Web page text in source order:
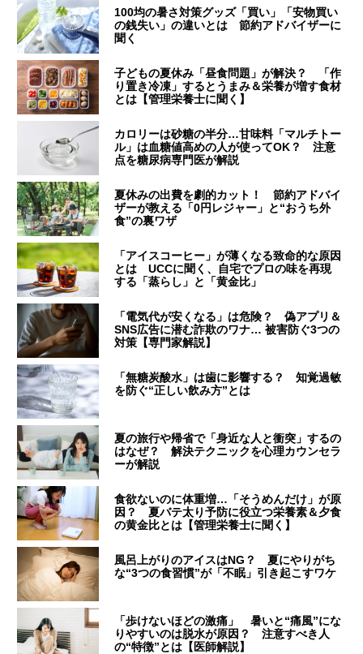
100均の暑さ対策グッズ「買い」「安物買い
の銭失い」の違いとは 節約アドバイザーに
聞く
子どもの夏休み「昼食問題」が解決？ 「作
り置き冷凍」するとうまみ＆栄養が増す食材
とは【管理栄養士に聞く】
カロリーは砂糖の半分…甘味料「マルチトー
ル」は血糖値高めの人が使ってOK？ 注意
点を糖尿病専門医が解説
夏休みの出費を劇的カット！ 節約アドバイ
ザーが教える「0円レジャー」と“おうち外
食”の裏ワザ
「アイスコーヒー」が薄くなる致命的な原因
とは UCCに聞く、自宅でプロの味を再現
する「蒸らし」と「黄金比」
「電気代が安くなる」は危険？ 偽アプリ＆
SNS広告に潜む詐欺のワナ… 被害防ぐ3つの
対策【専門家解説】
「無糖炭酸水」は歯に影響する？ 知覚過敏
を防ぐ“正しい飲み方”とは
夏の旅行や帰省で「身近な人と衝突」するの
はなぜ？ 解決テクニックを心理カウンセラ
ーが解説
食欲ないのに体重増…「そうめんだけ」が原
因？ 夏バテ太り予防に役立つ栄養素＆夕食
の黄金比とは【管理栄養士に聞く】
風呂上がりのアイスはNG？ 夏にやりがち
な“3つの食習慣”が「不眠」引き起こすワケ
「歩けないほどの激痛」 暑いと“痛風”にな
りやすいのは脱水が原因？ 注意すべき人
の“特徴”とは【医師解説】